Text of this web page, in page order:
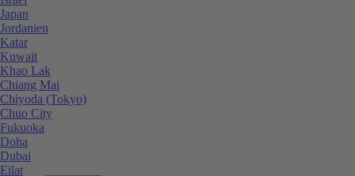
Japan
Jordanien
Katar
Kuwait
Khao Lak
Chiang Mai
Chiyoda (Tokyo)
Chuo City
Fukuoka
Doha
Dubai
Eilat